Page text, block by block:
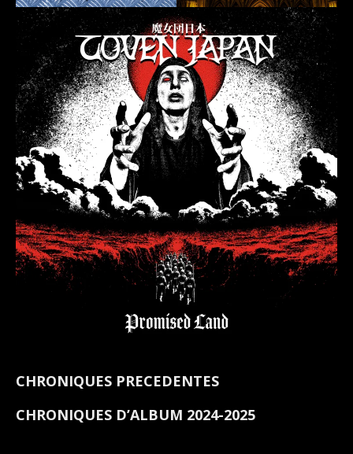
CHRONIQUES PRECEDENTES
CHRONIQUES D’ALBUM 2024-2025